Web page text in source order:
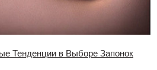
Тенденции в Выборе Запонок